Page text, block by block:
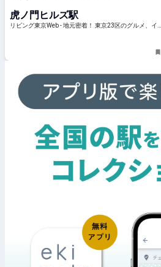
過ごす上質なひととき
虎ノ門ヒルズ駅
リビング東京Web - 地元密着！ 東京23区のグルメ、イベ